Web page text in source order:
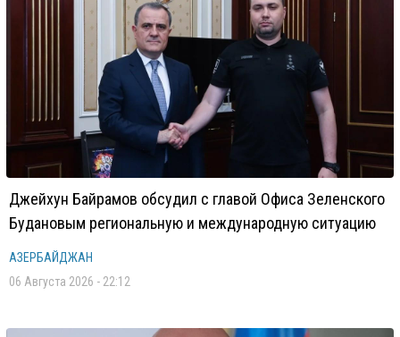
Джейхун Байрамов обсудил с главой Офиса Зеленского
Будановым региональную и международную ситуацию
АЗЕРБАЙДЖАН
06 Августа 2026 - 22:12